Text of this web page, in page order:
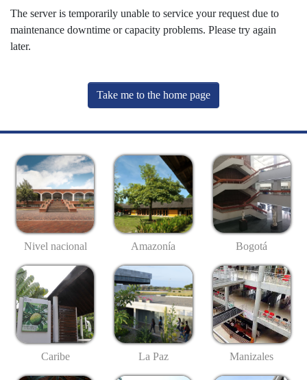
The server is temporarily unable to service your request due to
maintenance downtime or capacity problems. Please try again
later.
Take me to the home page
Nivel nacional Amazonía Bogotá
Caribe La Paz Manizales